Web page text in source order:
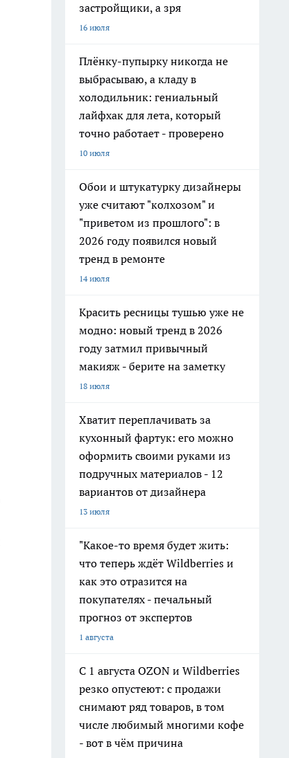
застройщики, а зря
16 июля
Плёнку-пупырку никогда не
выбрасываю, а кладу в
холодильник: гениальный
лайфхак для лета, который
точно работает - проверено
10 июля
Обои и штукатурку дизайнеры
уже считают "колхозом" и
"приветом из прошлого": в
2026 году появился новый
тренд в ремонте
14 июля
Красить ресницы тушью уже не
модно: новый тренд в 2026
году затмил привычный
макияж - берите на заметку
18 июля
Хватит переплачивать за
кухонный фартук: его можно
оформить своими руками из
подручных материалов - 12
вариантов от дизайнера
13 июля
"Какое-то время будет жить:
что теперь ждёт Wildberries и
как это отразится на
покупателях - печальный
прогноз от экспертов
1 августа
С 1 августа OZON и Wildberries
резко опустеют: с продажи
снимают ряд товаров, в том
числе любимый многими кофе
- вот в чём причина